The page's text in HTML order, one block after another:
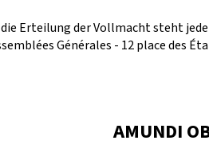
Erteilung der Vollmacht steht
Générales - 12 place des
AMUNDI